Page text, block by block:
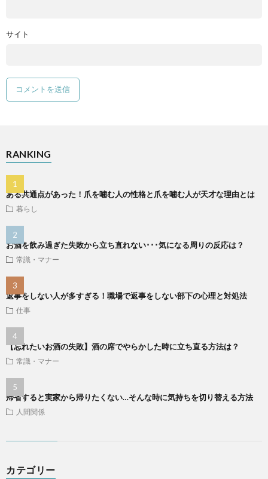
サイト
RANKING
ある共通点があった！爪を噛む人の性格と爪を噛む人が天才な理由とは
暮らし
お酒を飲み過ぎた失敗から立ち直れない･･･気になる周りの反応は？
常識・マナー
返事をしない人が多すぎる！職場で返事をしない部下の心理と対処法
仕事
【忘れたいお酒の失敗】酒の席でやらかした時に立ち直る方法は？
常識・マナー
帰省すると実家から帰りたくない…そんな時に気持ちを切り替える方法
人間関係
カテゴリー